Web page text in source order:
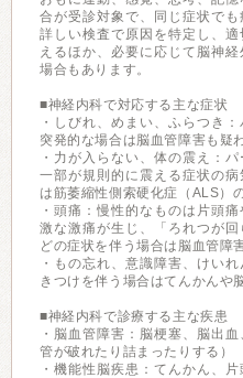
合が受診対象で、同じ症状でも
詳しい検査で原因を特定し、
えるほか、必要に応じて脳神
場合もあります。
■神経内科で対応する主な症状
・しびれ、めまい、ふらつき
突発的な場合は脳血管障害も疑
・力が入らない、体の震え：
一部が規則的に震える症状の
は筋萎縮性側索硬化症（ALS）
・頭痛：慢性的なものは片頭
激な激痛が生じ、「ろれつが
どの症状を伴う場合は脳血管障
・もの忘れ、意識障害、けい
きつけを伴う場合はてんかんや
■神経内科で診療する主な疾患
・脳血管障害：脳梗塞、脳出
管が破れたり詰まったりする）
・機能性脳疾患：てんかん、